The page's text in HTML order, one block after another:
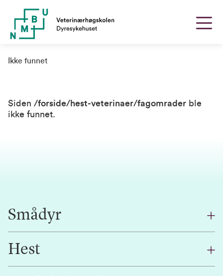
Ikke funnet
Siden /forside/hest-veterinaer/fagomrader ble
ikke funnet.
Smådyr
67 23 23 23
Hest